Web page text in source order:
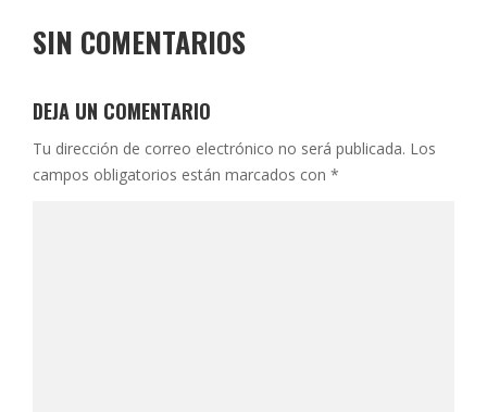
SIN COMENTARIOS
DEJA UN COMENTARIO
Tu dirección de correo electrónico no será publicada. Los
campos obligatorios están marcados con *